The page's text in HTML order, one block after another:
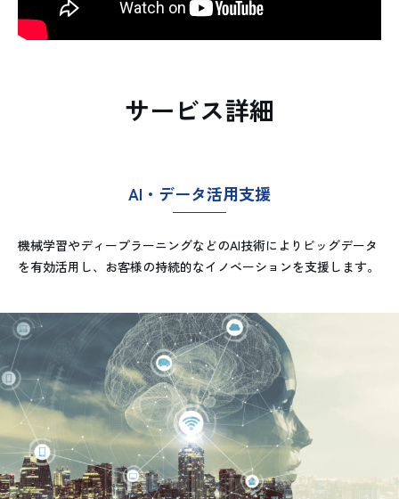
サービス詳細
AI・データ活用支援
機械学習やディープラーニングなどのAI技術によりビッグデータ
を有効活用し、お客様の持続的なイノベーションを支援します。